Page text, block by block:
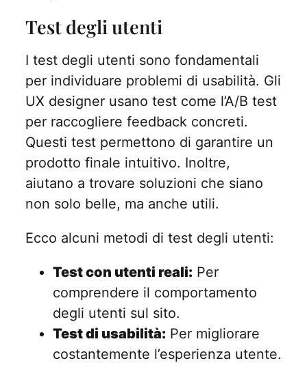
Test degli utenti
I test degli utenti sono fondamentali
per individuare problemi di usabilità. Gli
UX designer usano test come l’A/B test
per raccogliere feedback concreti.
Questi test permettono di garantire un
prodotto finale intuitivo. Inoltre,
aiutano a trovare soluzioni che siano
non solo belle, ma anche utili.
Ecco alcuni metodi di test degli utenti:
Test con utenti reali: Per
comprendere il comportamento
degli utenti sul sito.
Test di usabilità: Per migliorare
costantemente l’esperienza utente.